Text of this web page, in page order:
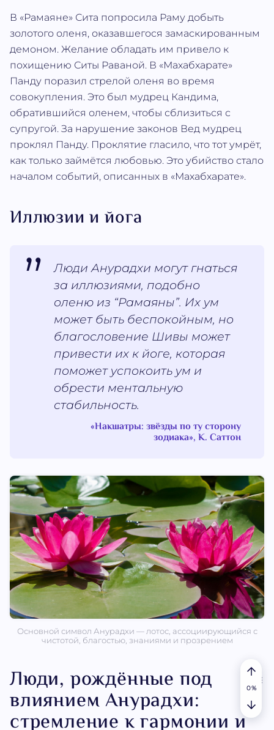
В «Рамаяне» Сита попросила Раму добыть
золотого оленя, оказавшегося замаскированным
демоном. Желание обладать им привело к
похищению Ситы Раваной. В «Махабхарате»
Панду поразил стрелой оленя во время
совокупления. Это был мудрец Кандима,
обратившийся оленем, чтобы сблизиться с
супругой. За нарушение законов Вед мудрец
проклял Панду. Проклятие гласило, что тот умрёт,
как только займётся любовью. Это убийство стало
началом событий, описанных в «Махабхарате».
Иллюзии и йога
Люди Анурадхи могут гнаться
за иллюзиями, подобно
оленю из “Рамаяны”. Их ум
может быть беспокойным, но
благословение Шивы может
привести их к йоге, которая
поможет успокоить ум и
обрести ментальную
стабильность.
«Накшатры: звёзды по ту сторону
зодиака», К. Саттон
Основной символ Анурадхи — лотос, ассоциирующийся с
чистотой, благостью, знаниями и прозрением
Люди, рождённые под
влиянием Анурадхи:
стремление к гармонии и